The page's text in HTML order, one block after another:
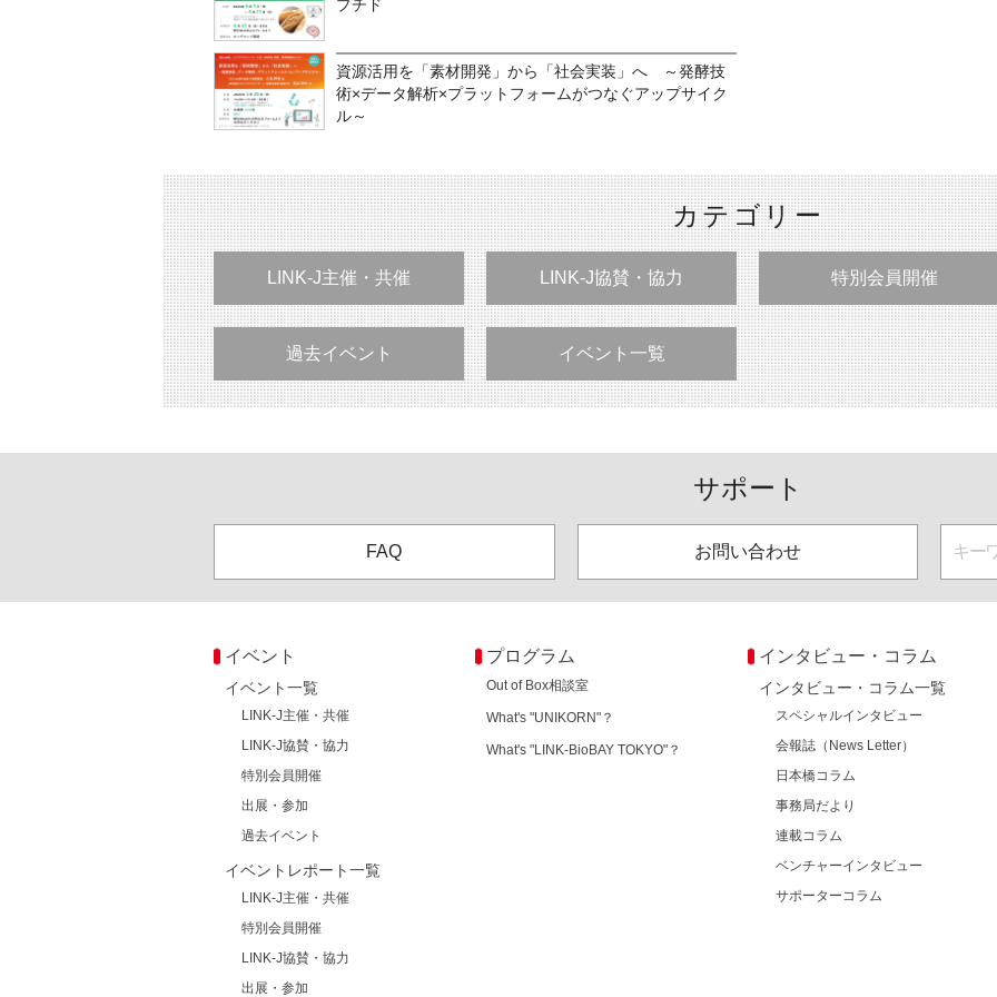
プチド
資源活用を「素材開発」から「社会実装」へ ～発酵技
術×データ解析×プラットフォームがつなぐアップサイク
ル～
カテゴリー
LINK-J主催・共催 LINK-J協賛・協力 特別会員開催
過去イベント イベント一覧
サポート
FAQ お問い合わせ
イベント
イベント一覧
LINK-J主催・共催
LINK-J協賛・協力
特別会員開催
出展・参加
過去イベント
イベントレポート一覧
LINK-J主催・共催
特別会員開催
LINK-J協賛・協力
出展・参加
プログラム
Out of Box相談室
What's "UNIKORN"？
What's "LINK-BioBAY TOKYO"？
インタビュー・コラム
インタビュー・コラム一覧
スペシャルインタビュー
会報誌（News Letter）
日本橋コラム
事務局だより
連載コラム
ベンチャーインタビュー
サポーターコラム